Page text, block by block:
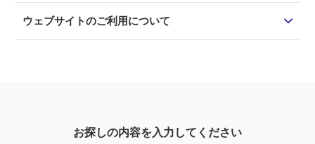
ウェブサイトのご利用について
お探しの内容を入力してください